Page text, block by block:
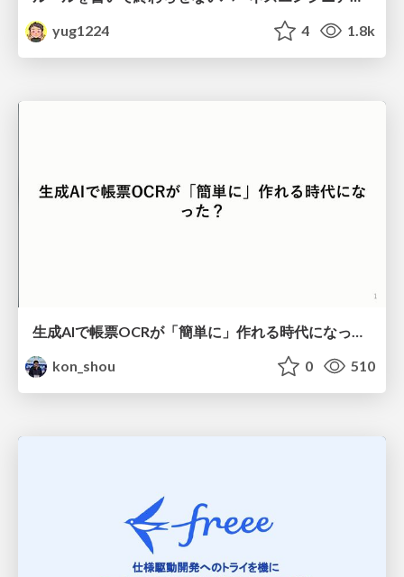
yug1224
4 1.8k
生成AIで帳票OCRが「簡単に」作れる時代になった？
kon_shou
0 510